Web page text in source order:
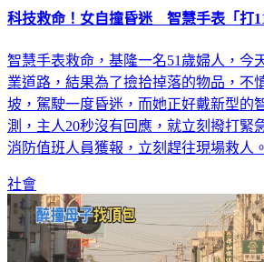
科技救命！女自撞昏迷 智慧手表「打
智慧手表救命，基隆一名51歲婦人，今
業道路，結果為了撿拾掉落的物品，不
坡，駕駛一度昏迷，而她正好戴新型的
測，主人20秒沒有回應，就立刻撥打緊
消防值班人員獲報，立刻趕往現場救人。
社會